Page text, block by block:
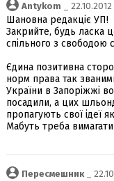
Antykom _ 22.10.2012
Шановна редакціє УП!
Закрийте, будь ласка
спільного з свободою
Єдина позитивна
норм права так
України в Запоріжжі
посадили, а цих
пропагують свої ідеї
Мабуть треба
Пересмешник_